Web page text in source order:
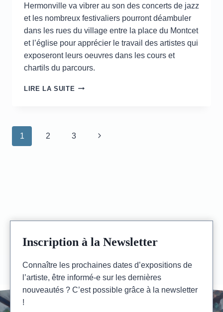
Hermonville va vibrer au son des concerts de jazz
et les nombreux festivaliers pourront déambuler
dans les rues du village entre la place du Montcet
et l’église pour apprécier le travail des artistes qui
exposeront leurs oeuvres dans les cours et
chartils du parcours.
LIRE LA SUITE JAZZ
COUR-
Navigation
1 2 3 Page
Inscription à la Newsletter
Connaître les prochaines dates d’expositions de
l’artiste, être informé-e sur les dernières
nouveautés ? C’est possible grâce à la newsletter
!